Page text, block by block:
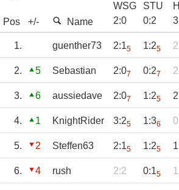
Pos +/- Name
WSG
2:0
STU
0:2
3
1. guenther73 2:15 1:25
2. 5 Sebastian 2:07 0:27
3. 6 aussiedave 2:07 1:25
4. 1 KnightRider 3:25 1:36
5. 2 Steffen63 2:15 1:25
6. 4 rush 2:2 0:15